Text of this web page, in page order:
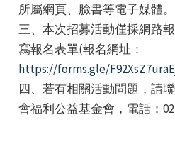
所屬網頁、臉書等電子媒體。
三、本次招募活動僅採網路
寫報名表單(報名網址：
https://forms.gle/
四、若有相關活動問題，請
會福利公益基金會，電話：02-